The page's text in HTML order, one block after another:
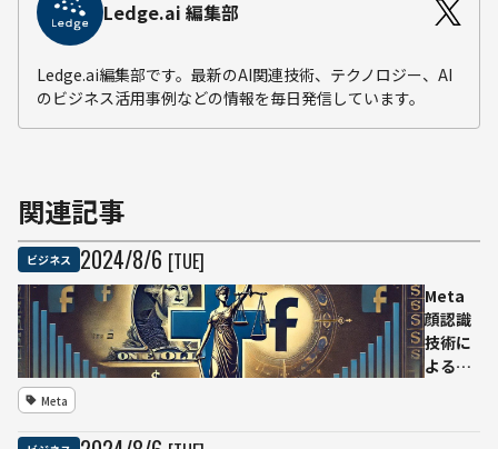
Ledge.ai 編集部
Ledge.ai編集部です。最新のAI関連技術、テクノロジー、AI
のビジネス活用事例などの情報を毎日発信しています。
関連記事
ビジネス 2024/8/6 [TUE]
Meta
顔認識
技術に
よる個
Meta